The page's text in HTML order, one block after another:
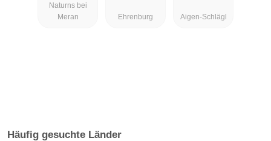
Naturns bei
Meran
Ehrenburg Aigen-Schlägl
Häufig gesuchte Länder